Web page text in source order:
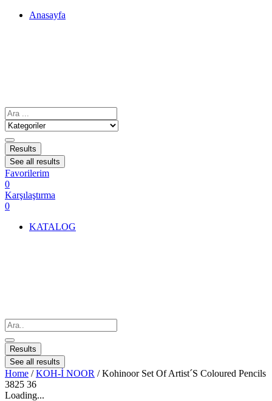
Anasayfa
Results
See all results
Favorilerim
0
Karşılaştırma
0
KATALOG
Results
See all results
Home /KOH-İ NOOR / Kohinoor Set Of Artist´S Coloured Pencils
3825 36
Loading...